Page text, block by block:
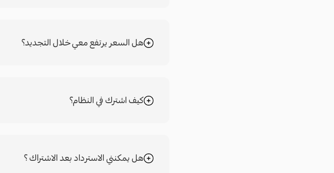
هل السعر يرتفع معي خلال التجديد؟
كيف اشترك في النظام؟
هل يمكنني الاسترداد بعد الاشتراك ؟